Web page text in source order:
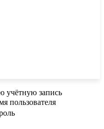
учётную запись
пользователя